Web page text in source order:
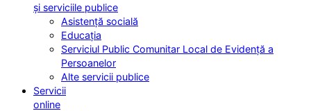
și serviciile publice
Asistență socială
Educația
Serviciul Public Comunitar Local de Evidență a
Persoanelor
Alte servicii publice
Servicii
online